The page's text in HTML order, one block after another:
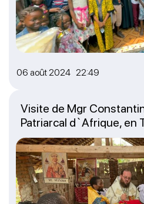
06 août 2024 22:49
Visite de Mgr
Patriarcal d`Afrique, en